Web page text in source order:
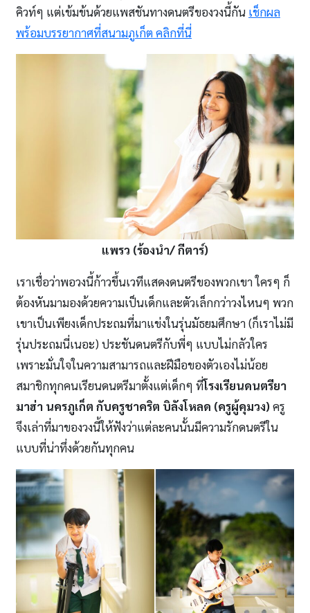
คิวท์ๆ แต่เข้มข้นด้วยแพสชันทางดนตรีของวงนี้กัน เช็กผล
พร้อมบรรยากาศที่สนามภูเก็ต คลิกที่นี่
แพรว (ร้องนำ/ กีตาร์)
เราเชื่อว่าพอวงนี้ก้าวขึ้นเวทีแสดงดนตรีของพวกเขา ใครๆ ก็
ต้องหันมามองด้วยความเป็นเด็กและตัวเล็กกว่าวงไหนๆ พวก
เขาเป็นเพียงเด็กประถมที่มาแข่งในรุ่นมัธยมศึกษา (ก็เราไม่มี
รุ่นประถมนี่เนอะ) ประชันดนตรีกับพี่ๆ แบบไม่กลัวใคร
เพราะมั่นใจในความสามารถและฝีมือของตัวเองไม่น้อย
สมาชิกทุกคนเรียนดนตรีมาตั้งแต่เด็กๆ ที่โรงเรียนดนตรียา
มาฮ่า นครภูเก็ต กับครูชาคริต บิลังโหลด (ครูผู้คุมวง)ครู
จึงเล่าที่มาของวงนี้ให้ฟังว่าแต่ละคนนั้นมีความรักดนตรีใน
แบบที่น่าทึ่งด้วยกันทุกคน